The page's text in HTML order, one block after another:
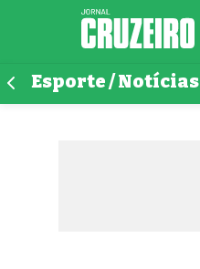
Esporte / Notícias